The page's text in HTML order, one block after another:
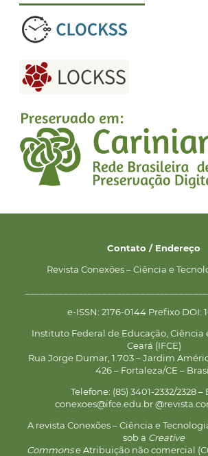
Contato / Endereço
Revista Conexões – Ciência e
e-ISSN: 2176-0144 Prefixo DOI:
Instituto Federal de Educação, Ciência
Ceará (IFCE)
Rua Jorge Dumar, 1.703 – Jardim
426 – Fortaleza/CE –
Telefone: (85) 3401-2332/2328 –
conexoes@ifce.edu.br
A revista Conexões – Ciência e
sob a Creative
Commonse Atribuição não comercial